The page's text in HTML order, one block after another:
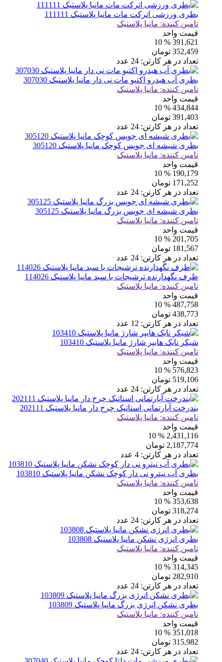
بطری ورزشی اترکت مات مانیا پلاستیک 111111
تامین کننده: مانیا پلاستیک
قیمت واحد
391,621
% 10
352,459 تومان
تعداد در هر کارتن: 24 عدد
بطری آب هیدرو اکتیو مات نی دار مانیا پلاستیک 307030
تامین کننده: مانیا پلاستیک
قیمت واحد
434,844
% 10
391,403 تومان
تعداد در هر کارتن: 24 عدد
بطری شیشه ای جویس کوچک مانیا پلاستیک 305120
تامین کننده: مانیا پلاستیک
قیمت واحد
190,179
% 10
171,252 تومان
تعداد در هر کارتن: 24 عدد
بطری شیشه ای جویس بزرگ مانیا پلاستیک 305125
تامین کننده: مانیا پلاستیک
قیمت واحد
201,705
% 10
181,567 تومان
تعداد در هر کارتن: 24 عدد
ظرف نگهدارنده ترشیجات با سبد مانیا پلاستیک 114026
تامین کننده: مانیا پلاستیک
قیمت واحد
487,758
% 10
438,773 تومان
تعداد در هر کارتن: 12 عدد
شیکر نایک هایپر شارژ مانیا پلاستیک 103410
تامین کننده: مانیا پلاستیک
قیمت واحد
576,823
% 10
519,106 تومان
تعداد در هر کارتن: 24 عدد
بندرخت آپارتمانی استاتیک چرخ دار مانیا پلاستیک 202111
تامین کننده: مانیا پلاستیک
قیمت واحد
2,431,116
% 10
2,187,774 تومان
تعداد در هر کارتن: 4 عدد
بطری آب نیترو نی دار کوچک نشکن مانیا پلاستیک 103810
تامین کننده: مانیا پلاستیک
قیمت واحد
353,638
% 10
318,274 تومان
تعداد در هر کارتن: 24 عدد
بطری انرژی نشکن مانیا پلاستیک 103808
تامین کننده: مانیا پلاستیک
قیمت واحد
314,345
% 10
282,910 تومان
تعداد در هر کارتن: 24 عدد
بطری نشکن انرژی بزرگ مانیا پلاستیک 103809
تامین کننده: مانیا پلاستیک
قیمت واحد
351,018
% 10
315,982 تومان
تعداد در هر کارتن: 24 عدد